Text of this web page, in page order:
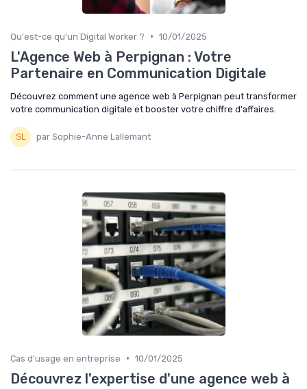
Qu'est-ce qu'un Digital Worker ? • 10/01/2025
L'Agence Web à Perpignan : Votre
Partenaire en Communication Digitale
Découvrez comment une agence web à Perpignan peut transformer
votre communication digitale et booster votre chiffre d'affaires.
par Sophie-Anne Lallemant
Cas d'usage en entreprise • 10/01/2025
Découvrez l'expertise d'une agence web à